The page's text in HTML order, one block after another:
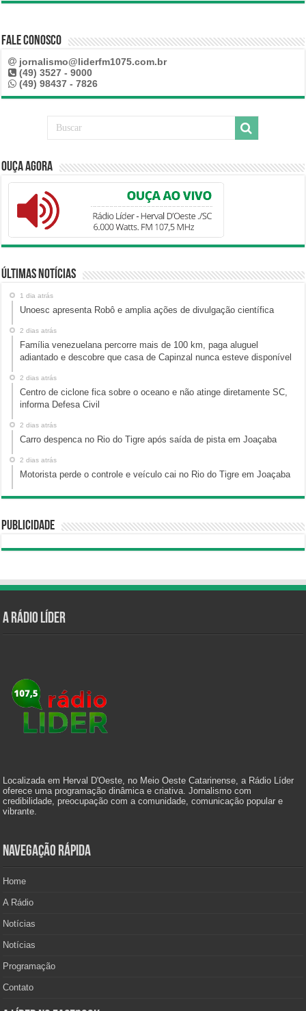
Fale Conosco
jornalismo@liderfm1075.com.br
(49) 3527 - 9000
(49) 98437 - 7826
Ouça Agora
Últimas Notícias
1 dia atrás
Unoesc apresenta Robô e amplia ações de divulgação científica
2 dias atrás
Família venezuelana percorre mais de 100 km, paga aluguel
adiantado e descobre que casa de Capinzal nunca esteve disponível
2 dias atrás
Centro de ciclone fica sobre o oceano e não atinge diretamente SC,
informa Defesa Civil
2 dias atrás
Carro despenca no Rio do Tigre após saída de pista em Joaçaba
2 dias atrás
Motorista perde o controle e veículo cai no Rio do Tigre em Joaçaba
Publicidade
A Rádio Líder
Localizada em Herval D'Oeste, no Meio Oeste Catarinense, a Rádio Líder
oferece uma programação dinâmica e criativa. Jornalismo com
credibilidade, preocupação com a comunidade, comunicação popular e
vibrante.
Navegação Rápida
Home
A Rádio
Notícias
Notícias
Programação
Contato